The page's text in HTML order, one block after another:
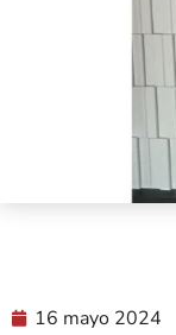
16 mayo 2024